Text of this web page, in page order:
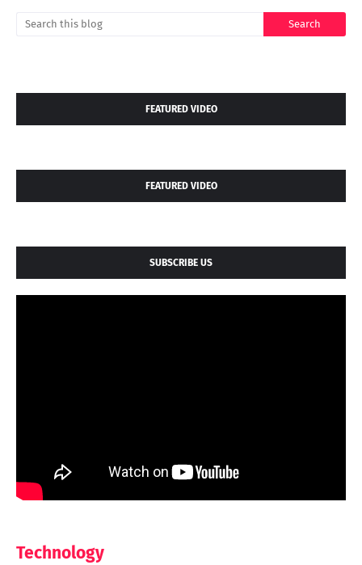
FEATURED VIDEO
FEATURED VIDEO
SUBSCRIBE US
Technology